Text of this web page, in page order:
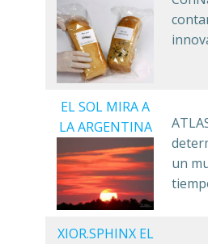
EL SOL MIRA A
LA ARGENTINA
un
XIOR.SPHINX EL